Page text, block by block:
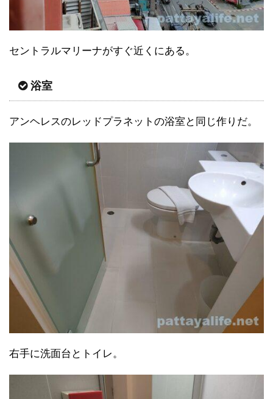
セントラルマリーナがすぐ近くにある。
浴室
アンヘレスのレッドプラネットの浴室と同じ作りだ。
右手に洗面台とトイレ。